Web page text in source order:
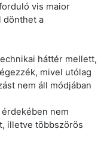
vis maior
dönthet a
háttér mellett,
mivel utólag
nem áll módjában
nem
illetve többszörös